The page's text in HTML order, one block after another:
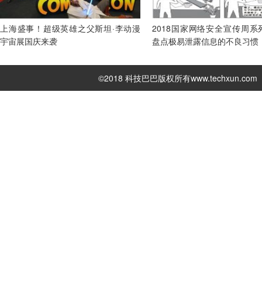
上海盛事！超级英雄之父斯坦·李动漫
宇宙展国庆来袭
2018国家网络安全宣传周
盘点极易泄露信息的不良习惯
©2018 科技巴巴版权所有www.techxun.com